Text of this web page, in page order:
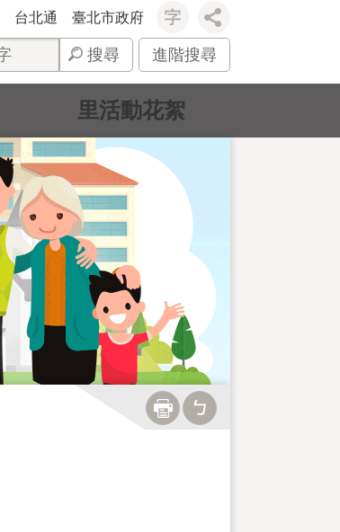
台北通 臺北市政府
搜尋 進階搜尋
里活動花絮